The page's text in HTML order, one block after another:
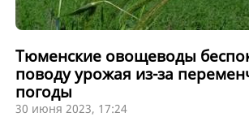
Тюменские овощеводы
поводу урожая из-за
погоды
30 июня 2023, 17:24